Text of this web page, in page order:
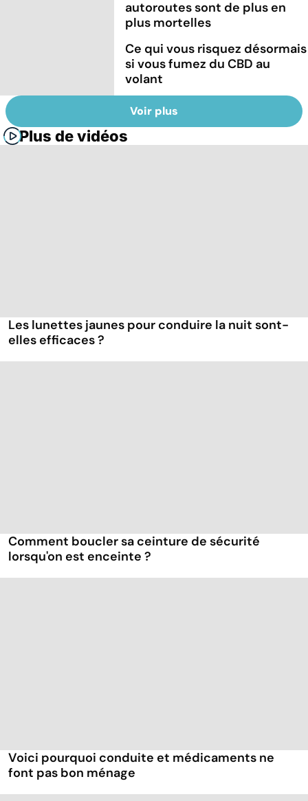
autoroutes sont de plus en
plus mortelles
Ce qui vous risquez désormais
si vous fumez du CBD au
volant
Voir plus
Plus de vidéos
Les lunettes jaunes pour conduire la nuit sont-
elles efficaces ?
Comment boucler sa ceinture de sécurité
lorsqu'on est enceinte ?
Voici pourquoi conduite et médicaments ne
font pas bon ménage